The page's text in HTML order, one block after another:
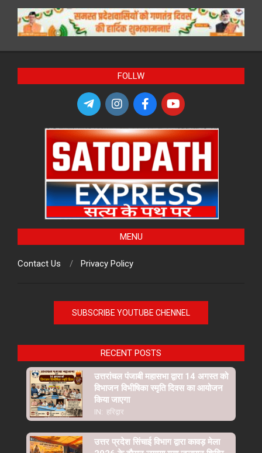
FOLLW
MENU
Contact Us Privacy Policy
SUBSCRIBE YOUTUBE CHENNEL
RECENT POSTS
उत्तरांचल पंजाबी महासभा द्वारा 14 अगस्त को
विभाजन विभीषिका स्मृति दिवस का आयोजन
किया जाएगा
IN: हरिद्वार
उत्तर प्रदेश सिंचाई विभाग द्वारा कावड़ मेला